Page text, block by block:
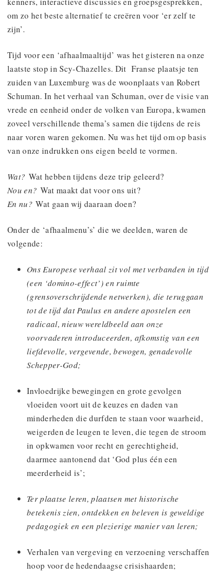
om zo het beste alternatief te creëren voor ‘er zelf te
zijn’.
Tijd voor een ‘afhaalmaaltijd’ was het gisteren na onze
laatste stop in Scy-Chazelles. Dit Franse plaatsje ten
zuiden van Luxemburg was de woonplaats van Robert
Schuman. In het verhaal van Schuman, over de visie van
vrede en eenheid onder de volken van Europa, kwamen
zoveel verschillende thema’s samen die tijdens de reis
naar voren waren gekomen. Nu was het tijd om op basis
van onze indrukken ons eigen beeld te vormen.
Wat? Wat hebben tijdens deze trip geleerd?
Nou en? Wat maakt dat voor ons uit?
En nu?Wat gaan wij daaraan doen?
Onder de ‘afhaalmenu’s’ die we deelden, waren de
volgende:
Ons Europese verhaal zit vol met verbanden in tijd
(een ‘domino-effect’) en ruimte
(grensoverschrijdende netwerken), die teruggaan
tot de tijd dat Paulus en andere apostelen een
radicaal, nieuw wereldbeeld aan onze
voorvaderen introduceerden, afkomstig van een
liefdevolle, vergevende, bewogen, genadevolle
Schepper-God;
Invloedrijke bewegingen en grote gevolgen
vloeiden voort uit de keuzes en daden van
minderheden die durfden te staan voor waarheid,
weigerden de leugen te leven, die tegen de stroom
in opkwamen voor recht en gerechtigheid,
daarmee aantonend dat ‘God plus één een
meerderheid is’;
Ter plaatse leren, plaatsen met historische
betekenis zien, ontdekken en beleven is geweldige
pedagogiek en een plezierige manier van leren;
Verhalen van vergeving en verzoening verschaffen
hoop voor de hedendaagse crisishaarden;